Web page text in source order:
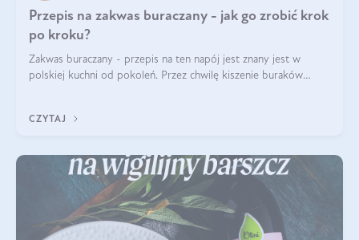
Przepis na zakwas buraczany - jak go zrobić krok
po kroku?
Zakwas buraczany - przepis na ten napój jest znany jest w
polskiej kuchni od pokoleń. Przez chwilę kiszenie buraków
CZYTAJ